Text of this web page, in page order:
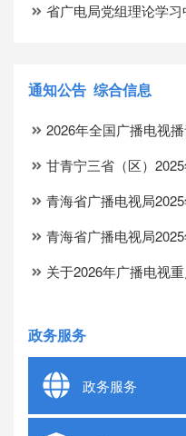
省广电局党组理论学习中心组召
通知公告 综合信息
2026年全国广播电视播音
甘青宁三省（区）2025年度
青海省广播电视局2025年度广播
青海省广播电视局2025年
关于2026年广播电视重
政务服务
政务服务